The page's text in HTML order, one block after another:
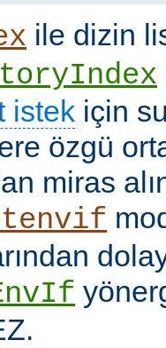
ile dizin
istek için
özgü
miras